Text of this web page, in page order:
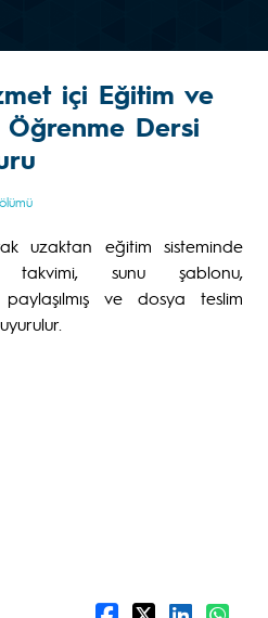
içi Eğitim ve
Dersi
uzaktan eğitim sisteminde
sunu şablonu,
ve dosya teslim